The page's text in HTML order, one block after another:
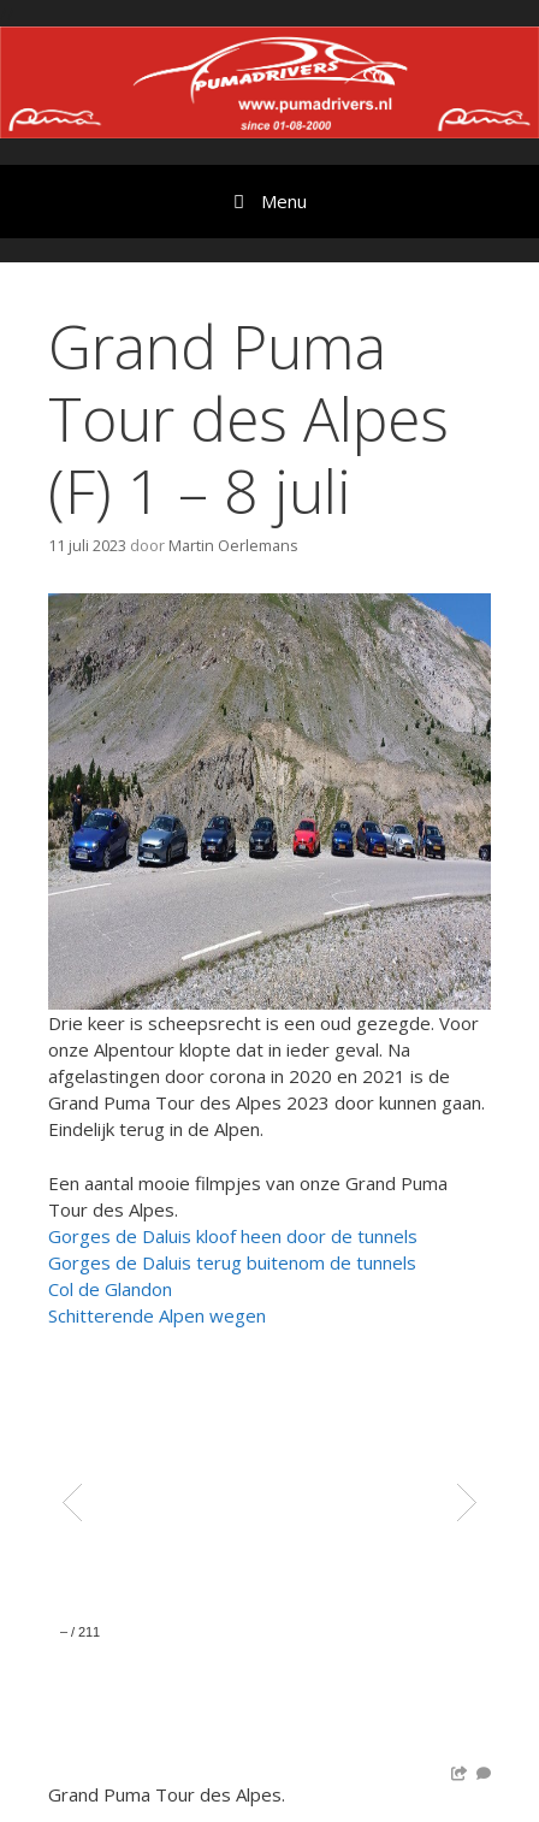
Menu
Grand Puma
Tour des Alpes
(F) 1 – 8 juli
11 juli 2023 door Martin Oerlemans
Drie keer is scheepsrecht is een oud gezegde. Voor
onze Alpentour klopte dat in ieder geval. Na
afgelastingen door corona in 2020 en 2021 is de
Grand Puma Tour des Alpes 2023 door kunnen gaan.
Eindelijk terug in de Alpen.
Een aantal mooie filmpjes van onze Grand Puma
Tour des Alpes.
Gorges de Daluis kloof heen door de tunnels
Gorges de Daluis terug buitenom de tunnels
Col de Glandon
Schitterende Alpen wegen
– / 211
Grand Puma Tour des Alpes.